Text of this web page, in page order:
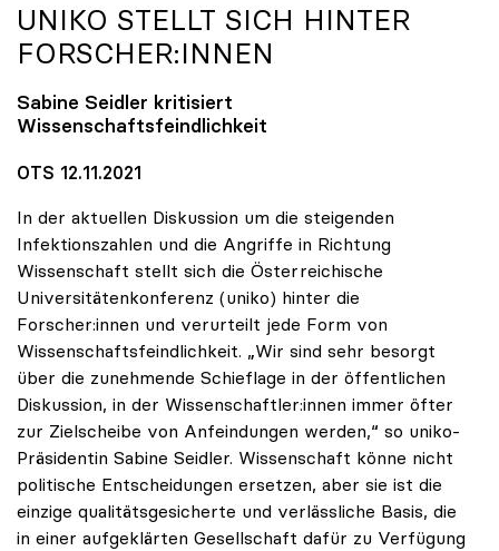
UNIKO STELLT SICH HINTER
FORSCHER:INNEN
Sabine Seidler kritisiert
Wissenschaftsfeindlichkeit
OTS 12.11.2021
In der aktuellen Diskussion um die steigenden
Infektionszahlen und die Angriffe in Richtung
Wissenschaft stellt sich die Österreichische
Universitätenkonferenz (uniko) hinter die
Forscher:innen und verurteilt jede Form von
Wissenschaftsfeindlichkeit. „Wir sind sehr besorgt
über die zunehmende Schieflage in der öffentlichen
Diskussion, in der Wissenschaftler:innen immer öfter
zur Zielscheibe von Anfeindungen werden,“ so uniko-
Präsidentin Sabine Seidler. Wissenschaft könne nicht
politische Entscheidungen ersetzen, aber sie ist die
einzige qualitätsgesicherte und verlässliche Basis, die
in einer aufgeklärten Gesellschaft dafür zu Verfügung